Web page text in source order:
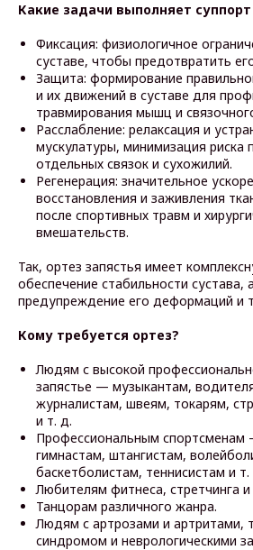
Какие задачи выполняет суппорт
Фиксация: физиологичное
суставе, чтобы предотвратить
Защита: формирование
и их движений в суставе для
травмирования мышц и
Расслабление: релаксация и
мускулатуры, минимизация риска
отдельных связок и сухожилий.
Регенерация: значительное
восстановления и заживления
после спортивных травм и
вмешательств.
Так, ортез запястья имеет
обеспечение стабильности сустава,
предупреждение его деформаций и
Кому требуется ортез?
Людям с высокой
запястье — музыкантам,
журналистам, швеям, токарям,
и т. д.
Профессиональным
гимнастам, штангистам,
баскетболистам, теннисистам и т.
Любителям фитнеса, стретчинга и
Танцорам различного жанра.
Людям с артрозами и артритами,
синдромом и неврологическими